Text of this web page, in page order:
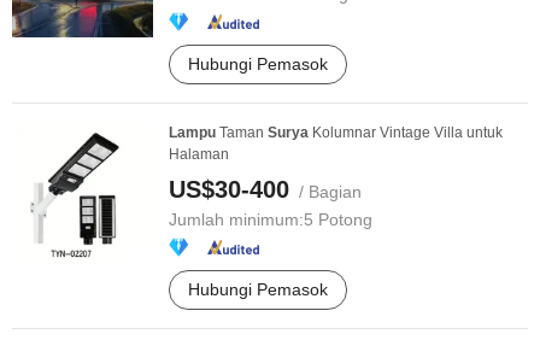
Hubungi Pemasok
Lampu Taman Surya Kolumnar Vintage Villa untuk
Halaman
US$30-400 / Bagian
Jumlah minimum:5 Potong
Hubungi Pemasok